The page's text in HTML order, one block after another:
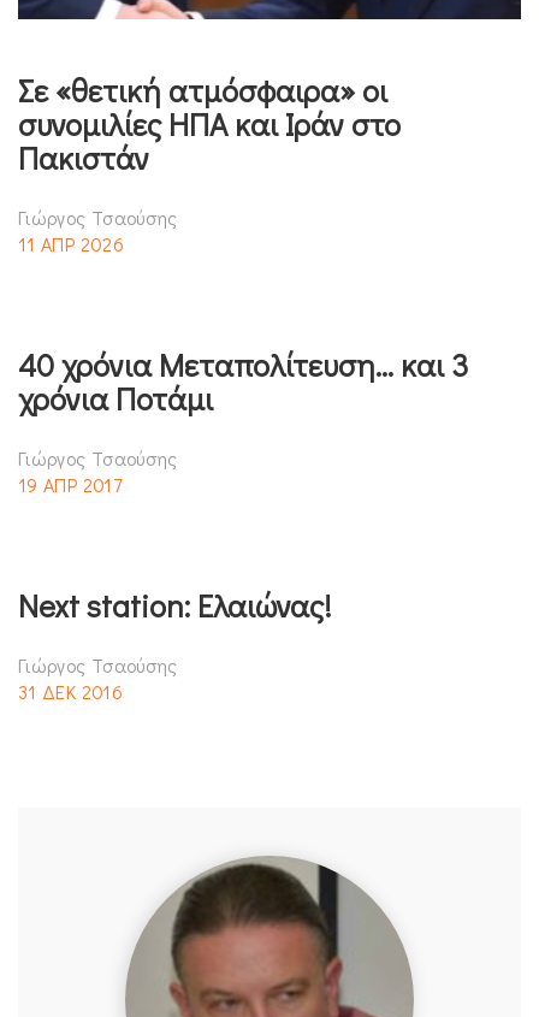
Σε «θετική ατμόσφαιρα» οι
συνομιλίες ΗΠΑ και Ιράν στο
Πακιστάν
Γιώργος Τσαούσης
11 ΑΠΡ 2026
40 χρόνια Μεταπολίτευση… και 3
χρόνια Ποτάμι
Γιώργος Τσαούσης
19 ΑΠΡ 2017
Next station: Ελαιώνας!
Γιώργος Τσαούσης
31 ΔΕΚ 2016